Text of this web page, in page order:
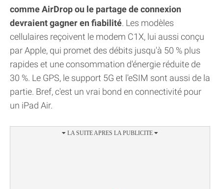
comme AirDrop ou le partage de connexion
devraient gagner en fiabilité. Les modèles
cellulaires reçoivent le modem C1X, lui aussi conçu
par Apple, qui promet des débits jusqu'à 50 % plus
rapides et une consommation d'énergie réduite de
30 %. Le GPS, le support 5G et l'eSIM sont aussi de la
partie. Bref, c'est un vrai bond en connectivité pour
un iPad Air.